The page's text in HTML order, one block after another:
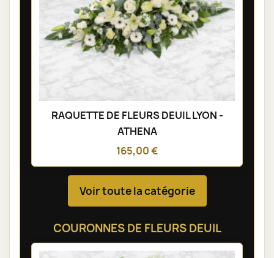
RAQUETTE DE FLEURS DEUIL LYON -
ATHENA
165,00 €
Voir toute la catégorie
COURONNES DE FLEURS DEUIL